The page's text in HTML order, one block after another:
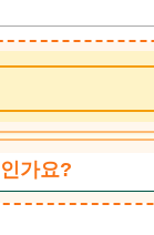
가요?